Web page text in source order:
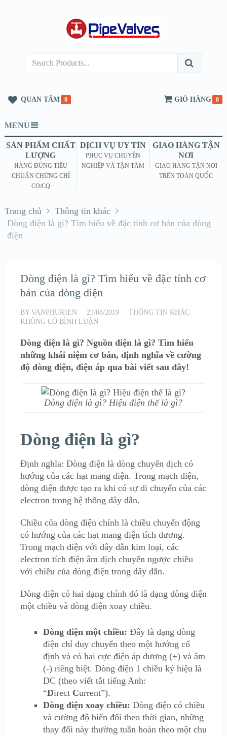
QUAN TÂM 0 GIỎ HÀNG 0
MENU
SẢN PHẨM CHẤT
LƯỢNG
HÀNG ĐÚNG TIÊU
CHUẨN CHỨNG CHỈ
CO/CQ
DỊCH VỤ UY TÍN
PHỤC VỤ CHUYÊN
NGHIỆP VÀ TẬN TÂM
GIAO HÀNG TẬN
NƠI
GIAO HÀNG TẬN NƠI
TRÊN TOÀN QUỐC
Trang chủ
Thông tin khác
Dòng điện là gì? Tìm hiểu về đặc tính cơ bản của dòng
điện
Dòng điện là gì? Tìm hiểu về đặc tính cơ
bản của dòng điện
BY VANPHUKIEN 21/08/2019
THÔNG TIN KHÁC
KHÔNG CÓ BÌNH LUẬN
Dòng điện là gì? Nguồn điện là gì? Tìm hiểu
những khái niệm cơ bản, định nghĩa về cường
độ dòng điện, điện áp qua bài viết sau đây!
Dòng điện là gì? Hiệu điện thế là gì?
Dòng điện là gì?
Định nghĩa: Dòng điện là dòng chuyển dịch có
hướng của các hạt mang điện. Trong mạch điện,
dòng điện được tạo ra khi có sự di chuyển của các
electron trong hệ thống dây dẫn.
Chiều của dòng điện chính là chiều chuyển động
có hướng của các hạt mang điện tích dương.
Trong mạch điện với dây dẫn kim loại, các
electron tích điện âm dịch chuyển ngược chiều
với chiều của dòng điện trong dây dẫn.
Dòng điện có hai dạng chính đó là dạng dòng điện
một chiều và dòng điện xoay chiều.
Dòng điện một chiều: Đây là dạng dòng
điện chỉ duy chuyển theo một hướng cố
định và có hai cực điện áp dương (+) và âm
(-) riêng biệt. Dòng điện 1 chiều ký hiệu là
DC (theo viết tắt tiếng Anh:
“Direct Current”).
Dòng điện xoay chiều: Dòng điện có chiều
và cường độ biến đổi theo thời gian, những
thay đổi này thường tuần hoàn theo một chu